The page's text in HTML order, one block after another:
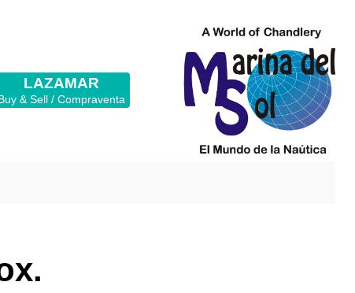
LAZAMAR
& Sell / Compraventa